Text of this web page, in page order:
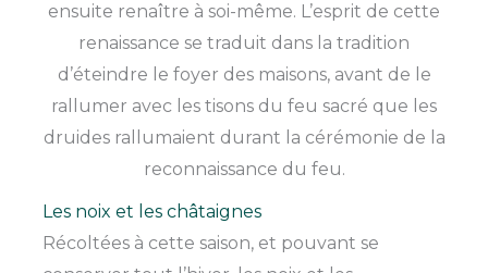
ensuite renaître à soi-même. L’esprit de cette
renaissance se traduit dans la tradition
d’éteindre le foyer des maisons, avant de le
rallumer avec les tisons du feu sacré que les
druides rallumaient durant la cérémonie de la
reconnaissance du feu.
Les noix et les châtaignes
Récoltées à cette saison, et pouvant se